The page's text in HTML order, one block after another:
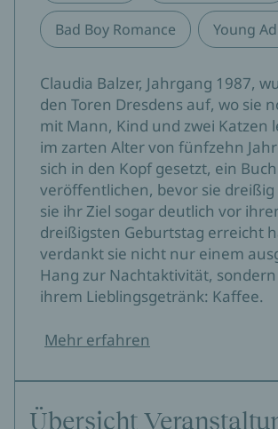
Bad Boy Romance Young
Claudia Balzer, Jahrgang 1987,
den Toren Dresdens auf, wo sie
mit Mann, Kind und zwei Katzen
im zarten Alter von fünfzehn
sich in den Kopf gesetzt, ein
veröffentlichen, bevor sie dreißig
sie ihr Ziel sogar deutlich vor
dreißigsten Geburtstag erreicht
verdankt sie nicht nur einem
Hang zur Nachtaktivität,
ihrem Lieblingsgetränk: Kaffee.
Mehr erfahren
Übersicht